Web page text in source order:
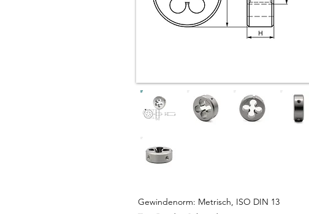
Gewindenorm: Metrisch, ISO DIN 13